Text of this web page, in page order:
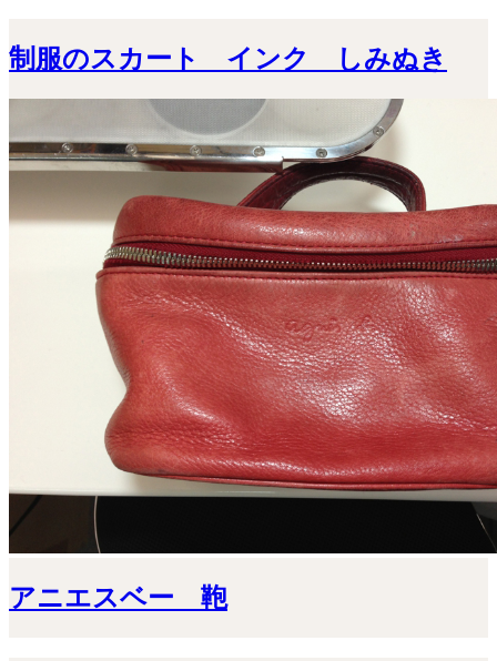
制服のスカート インク しみぬき
アニエスベー 鞄